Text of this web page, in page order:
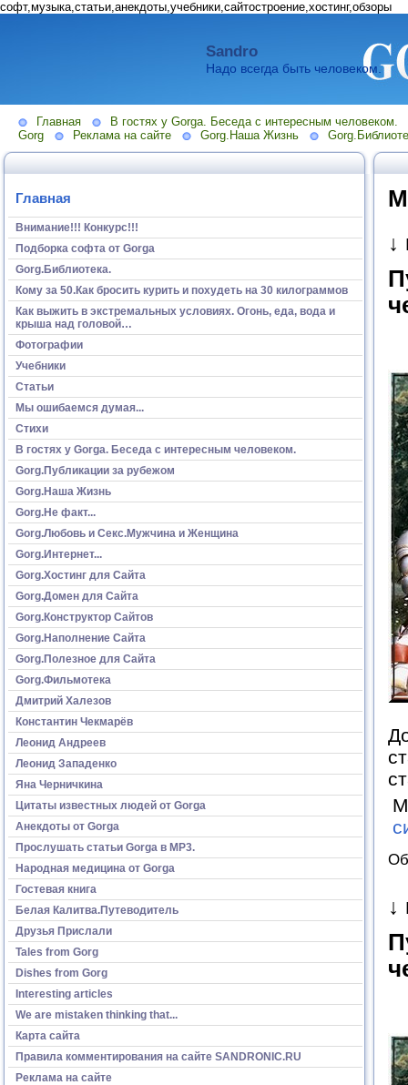
софт,музыка,статьи,анекдоты,учебники,сайтостроение,хостинг,обзоры
Sandro
Надо всегда быть человеком.
Главная
В гостях у Gorga. Беседа с интересным человеком.
Gorg
Реклама на сайте Gorg.Наша Жизнь
Главная
Внимание!!! Конкурс!!!
Подборка софта от Gorga
Gorg.Библиотека.
Кому за 50.Как бросить курить и похудеть на 30 килограммов
Как выжить в экстремальных условиях. Огонь, еда, вода и
крыша над головой…
Фотографии
Учебники
Статьи
Мы ошибаемся думая...
Стихи
В гостях у Gorga. Беседа с интересным человеком.
Gorg.Публикации за рубежом
Gorg.Наша Жизнь
Gorg.Не факт...
Gorg.Любовь и Секс.Мужчина и Женщина
Gorg.Интернет...
Gorg.Хостинг для Сайта
Gorg.Домен для Сайта
Gorg.Конструктор Сайтов
Gorg.Наполнение Сайта
Gorg.Полезное для Сайта
Gorg.Фильмотека
Дмитрий Халезов
Константин Чекмарёв
Леонид Андреев
Леонид Западенко
Яна Черничкина
Цитаты известных людей от Gorga
Анекдоты от Gorga
Прослушать статьи Gorga в МР3.
Народная медицина от Gorga
Гостевая книга
Белая Калитва.Путеводитель
Друзья Прислали
Tales from Gorg
Dishes from Gorg
Interesting articles
We are mistaken thinking that...
Карта сайта
Правила комментирования на сайте SANDRONIC.RU
Реклама на сайте